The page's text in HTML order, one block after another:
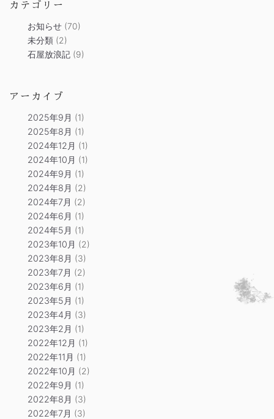
カテゴリー
お知らせ (70)
未分類 (2)
石屋放浪記 (9)
アーカイブ
2025年9月 (1)
2025年8月 (1)
2024年12月 (1)
2024年10月 (1)
2024年9月 (1)
2024年8月 (2)
2024年7月 (2)
2024年6月 (1)
2024年5月 (1)
2023年10月 (2)
2023年8月 (3)
2023年7月 (2)
2023年6月 (1)
2023年5月 (1)
2023年4月 (3)
2023年2月 (1)
2022年12月 (1)
2022年11月 (1)
2022年10月 (2)
2022年9月 (1)
2022年8月 (3)
2022年7月 (3)